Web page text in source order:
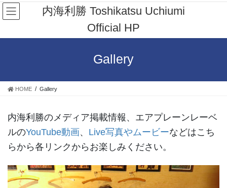
コ
ン
ン
ナ
ビ
ー
内海利勝 Toshikatsu Uchiumi
Official HP
Gallery
HOME Gallery
内海利勝のメディア掲載情報、エアプレーンレーベ
ルのYouTube動画、 Live写真やムービーなどはこち
らから各リンクからお楽しみください。